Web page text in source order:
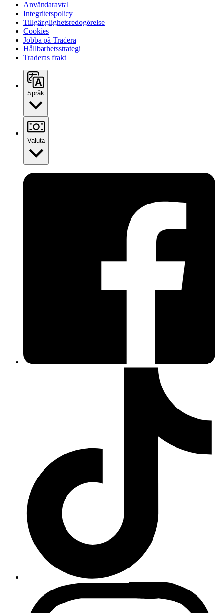
Användaravtal
Integritetspolicy
Tillgänglighetsredogörelse
Cookies
Jobba på Tradera
Hållbarhetsstrategi
Traderas frakt
Språk
Valuta